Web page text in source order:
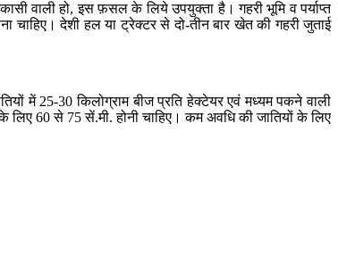
वाली हो, इस फ़सल के लिये उपयुक्ता है। गहरी भूमि व पर्याप्त
चाहिए। देशी हल या ट्रेक्टर से दो-तीन बार खेत की गहरी जुताई
में 25-30 किलोग्राम बीज प्रति हेक्टेयर एवं मध्यम पकने वाली
लिए 60 से 75 सें.मी. होनी चाहिए। कम अवधि की जातियों के लिए